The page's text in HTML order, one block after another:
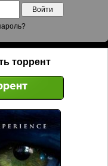
Войти
торрент